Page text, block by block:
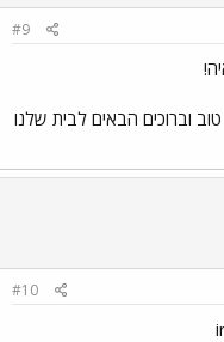
#9
וברוכים הבאים לבית שלנו
#10